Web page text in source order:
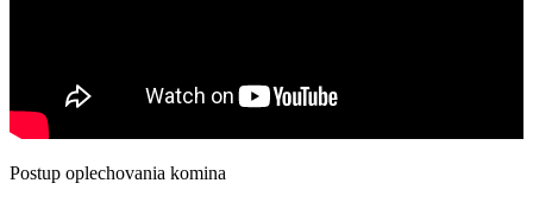
Postup oplechovania komina